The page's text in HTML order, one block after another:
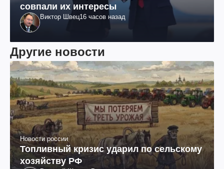
совпали их интересы
Виктор Швец16 часов назад
Другие новости
Новости россии
Топливный кризис ударил по сельскому
хозяйству РФ